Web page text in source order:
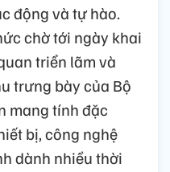
động và tự hào.
chờ tới ngày khai
triển lãm và
trưng bày của Bộ
mang tính đặc
bị, công nghệ
dành nhiều thời